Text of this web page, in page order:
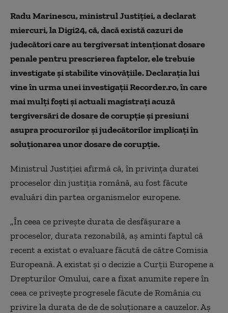
Radu Marinescu, ministrul Justiției, a declarat
miercuri, la Digi24, că, dacă există cazuri de
judecători care au tergiversat intenționat dosare
penale pentru prescrierea faptelor, ele trebuie
investigate și stabilite vinovățiile. Declarația lui
vine în urma unei investigații Recorder.ro, în care
mai mulți foști și actuali magistrați acuză
tergiversări de dosare de corupție și presiuni
asupra procurorilor și judecătorilor implicați în
soluționarea unor dosare de corupție.
Ministrul Justiției afirmă că, în privința duratei
proceselor din justiția română, au fost făcute
evaluări din partea organismelor europene.
„În ceea ce privește durata de desfășurare a
proceselor, durata rezonabilă, aș aminti faptul că
recent a existat o evaluare făcută de către Comisia
Europeană. A existat și o decizie a Curții Europene a
Drepturilor Omului, care a fixat anumite repere în
ceea ce privește progresele făcute de România cu
privire la durata de de de soluționare a cauzelor. Aș